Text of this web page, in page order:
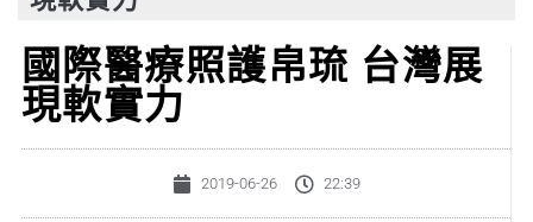
國際醫療照護帛琉 台灣展
現軟實力
2019-06-26 22:39